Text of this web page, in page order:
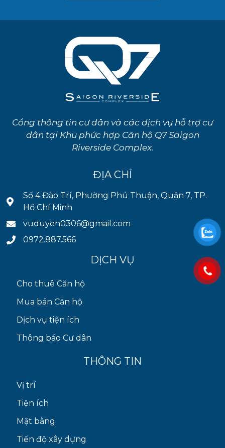
Cổng thông tin cư dân và các dịch vụ hỗ trợ cư
dân tại Khu phức hợp Căn hộ Q7 Saigon
Riverside Complex.
ĐỊA CHỈ
Số 4 Đào Trí, Phường Phú Thuận, Quận 7, TP.
Hồ Chí Minh
vuduyen0306@gmail.com
0972.887.566
DỊCH VỤ
Cho thuê Căn hộ
Mua bán Căn hộ
Dịch vụ tiện ích
Thông báo Cư dân
THÔNG TIN
Vị trí
Tiện ích
Mặt bằng
Tiến độ xây dựng